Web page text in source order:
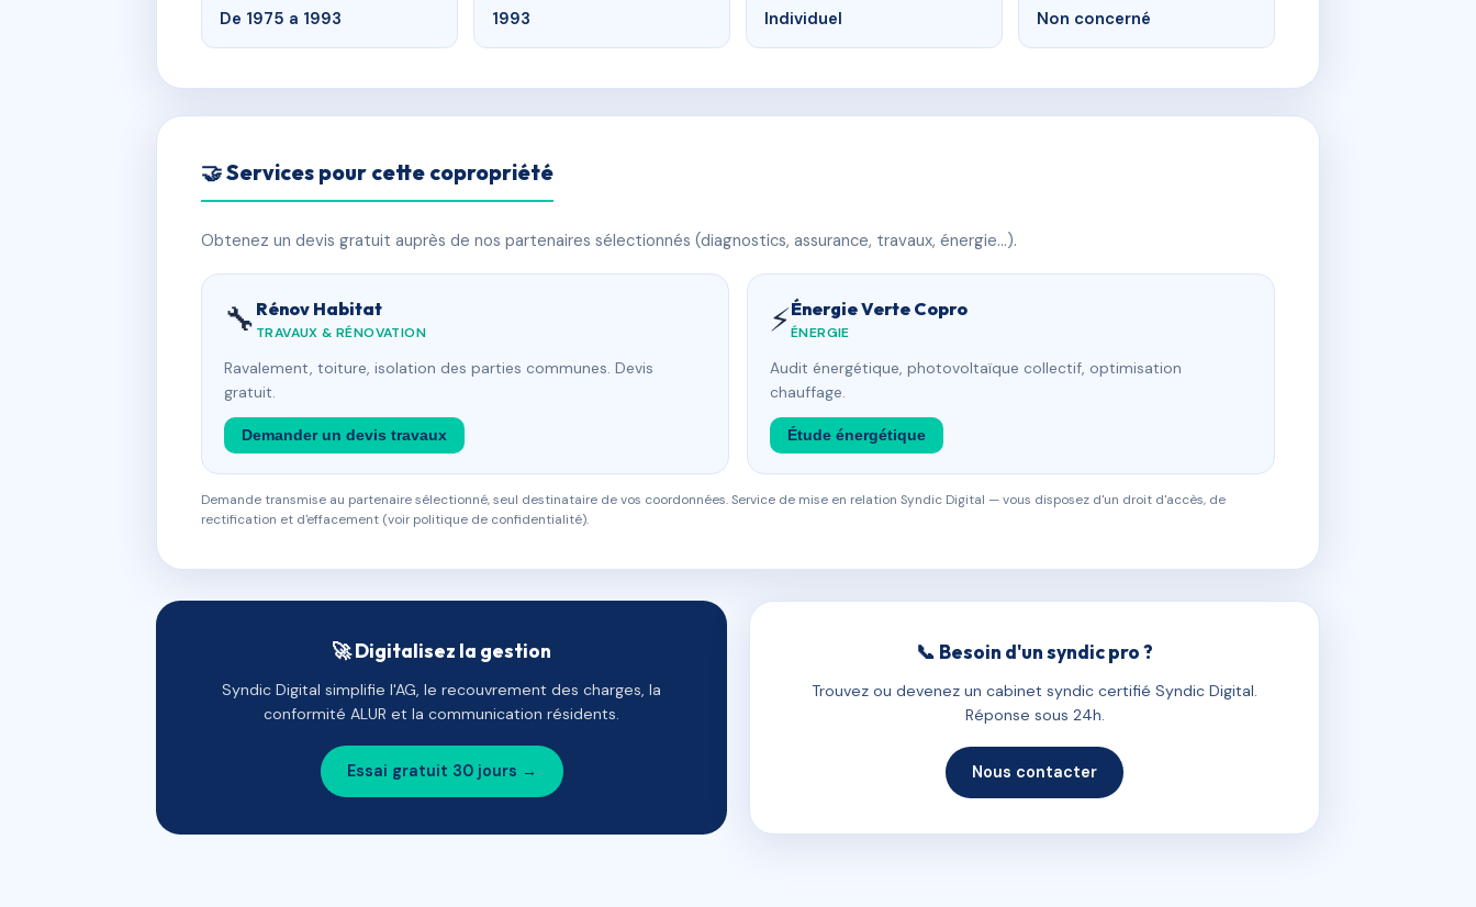
De 1975 a 1993 1993 Individuel Non concerné
🤝 Services pour cette copropriété
Obtenez un devis gratuit auprès de nos partenaires sélectionnés (diagnostics, assurance, travaux, énergie…).
🔧 Rénov Habitat
TRAVAUX & RÉNOVATION
Ravalement, toiture, isolation des parties communes. Devis
gratuit.
Demander un devis travaux
⚡Énergie Verte Copro
ÉNERGIE
Audit énergétique, photovoltaïque collectif, optimisation
chauffage.
Étude énergétique
Demande transmise au partenaire sélectionné, seul destinataire de vos coordonnées. Service de mise en relation Syndic Digital — vous disposez d'un droit d'accès, de
rectification et d'effacement (voir politique de confidentialité).
🚀 Digitalisez la gestion
Syndic Digital simplifie l'AG, le recouvrement des charges, la
conformité ALUR et la communication résidents.
Essai gratuit 30 jours →
📞 Besoin d'un syndic pro ?
Trouvez ou devenez un cabinet syndic certifié Syndic Digital.
Réponse sous 24h.
Nous contacter